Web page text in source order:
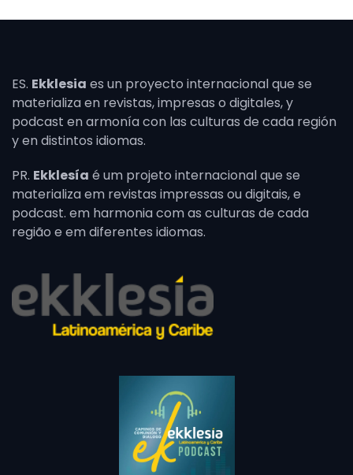
ES. Ekklesia es un proyecto internacional que se
materializa en revistas, impresas o digitales, y
podcast en armonía con las culturas de cada región
y en distintos idiomas.
PR. Ekklesía é um projeto internacional que se
materializa em revistas impressas ou digitais, e
podcast. em harmonia com as culturas de cada
região e em diferentes idiomas.